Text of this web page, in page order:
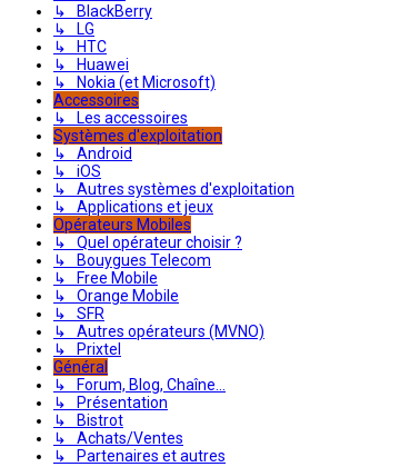
↳ BlackBerry
↳ LG
↳ HTC
↳ Huawei
↳ Nokia (et Microsoft)
Accessoires
↳ Les accessoires
Systèmes d'exploitation
↳ Android
↳ iOS
↳ Autres systèmes d'exploitation
↳ Applications et jeux
Opérateurs Mobiles
↳ Quel opérateur choisir ?
↳ Bouygues Telecom
↳ Free Mobile
↳ Orange Mobile
↳ SFR
↳ Autres opérateurs (MVNO)
↳ Prixtel
Général
↳ Forum, Blog, Chaîne...
↳ Présentation
↳ Bistrot
↳ Achats/Ventes
↳ Partenaires et autres